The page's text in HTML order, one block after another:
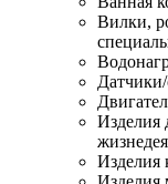
Вилки,
Изделия
Изделия